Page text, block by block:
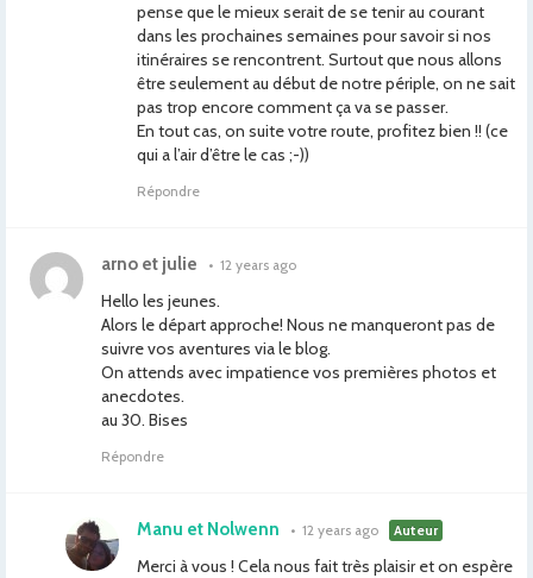
pense que le mieux serait de se tenir au courant
dans les prochaines semaines pour savoir si nos
itinéraires se rencontrent. Surtout que nous allons
être seulement au début de notre périple, on ne sait
pas trop encore comment ça va se passer.
En tout cas, on suite votre route, profitez bien !! (ce
qui a l’air d’être le cas ;-))
Répondre
arno et julie • 12 years ago
Hello les jeunes.
Alors le départ approche! Nous ne manqueront pas de
suivre vos aventures via le blog.
On attends avec impatience vos premières photos et
anecdotes.
au 30. Bises
Répondre
Manu et Nolwenn • 12 years ago Auteur
Merci à vous ! Cela nous fait très plaisir et on espère